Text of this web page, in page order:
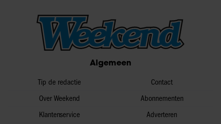
Algemeen
Tip de redactie
Over Weekend
Klantenservice
Contact
Abonnementen
Adverteren